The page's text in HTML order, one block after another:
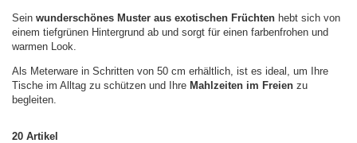
Sein wunderschönes Muster aus exotischen Früchten hebt sich von
einem tiefgrünen Hintergrund ab und sorgt für einen farbenfrohen und
warmen Look.
Als Meterware in Schritten von 50 cm erhältlich, ist es ideal, um Ihre
Tische im Alltag zu schützen und Ihre Mahlzeiten im Freien zu
begleiten.
20 Artikel